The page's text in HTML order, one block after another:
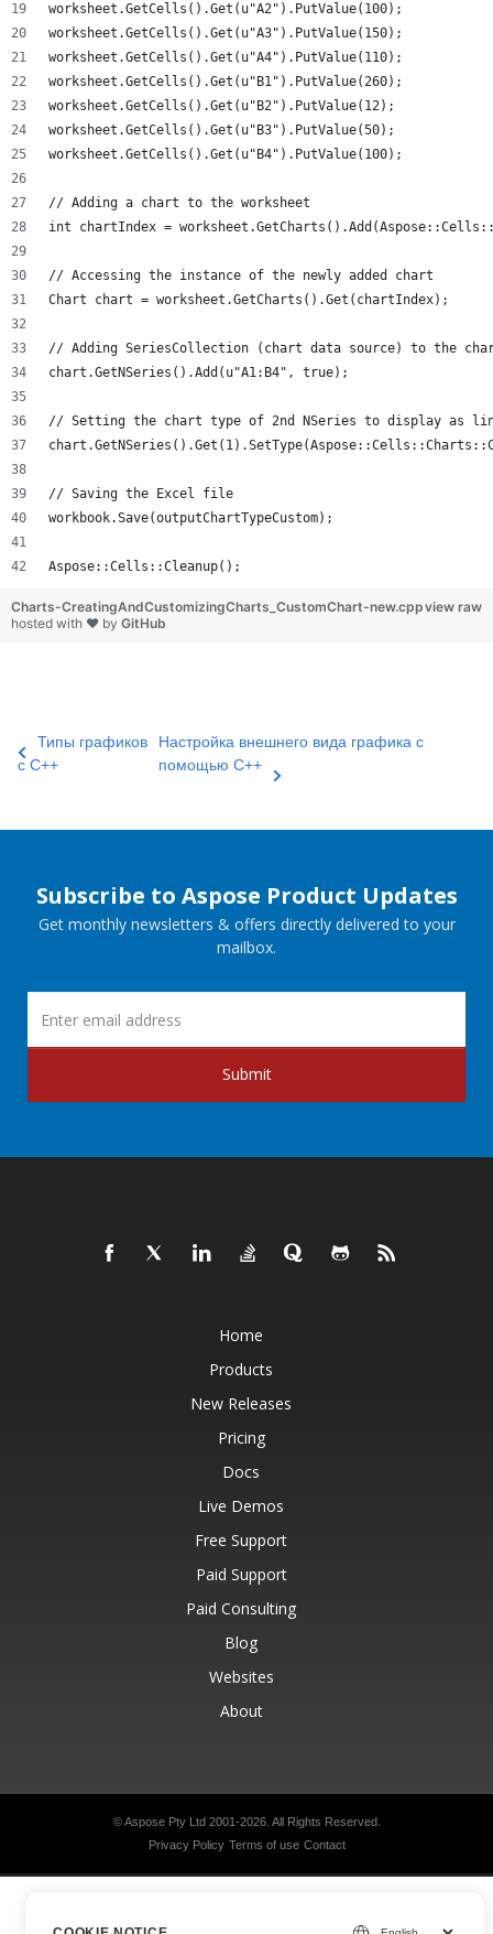
worksheet.GetCells().Get(u"A2").PutValue(100);
worksheet.GetCells().Get(u"A3").PutValue(150);
worksheet.GetCells().Get(u"A4").PutValue(110);
worksheet.GetCells().Get(u"B1").PutValue(260);
worksheet.GetCells().Get(u"B2").PutValue(12);
worksheet.GetCells().Get(u"B3").PutValue(50);
worksheet.GetCells().Get(u"B4").PutValue(100);
// Adding a chart to the worksheet
int chartIndex =
// Accessing the instance of the newly added chart
Chart chart = worksheet.GetCharts().Get(chartIndex);
// Adding SeriesCollection (chart data source) to the
chart.GetNSeries().Add(u"A1:B4", true);
// Setting the chart type of 2nd NSeries to display as
// Saving the Excel file
workbook.Save(outputChartTypeCustom);
Aspose::Cells::Cleanup();
view raw
Charts-CreatingAndCustomizingCharts_CustomChart-new.cpp
hosted with ❤ by GitHub
Типы графиков
с C++
Настройка внешнего вида графика с
помощью C++
Subscribe to Aspose Product Updates
Get monthly newsletters & offers directly delivered to your
mailbox.
Submit
Home
Products
New Releases
Pricing
Docs
Live Demos
Free Support
Paid Support
Paid Consulting
Blog
Websites
About
© Aspose Pty Ltd 2001-2026. All Rights Reserved.
Privacy Policy Terms of use Contact